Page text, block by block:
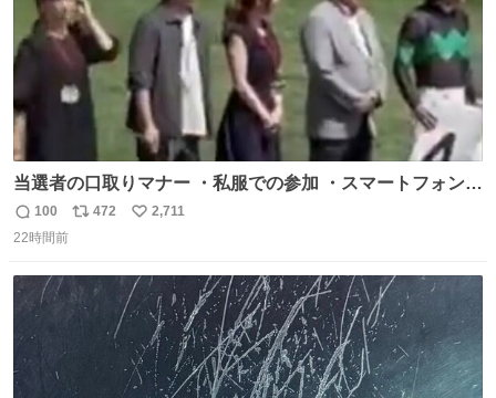
当選者の口取りマナー ・私服での参加 ・スマートフォンで
の撮影 ・調教師へ自分から握手を求める行為 ・シャツをズ
ボンにインしていない服装 ・ボディーバッグの着用 私も口
ほしい #DMMバヌーシ
返
信
100
リ
ト
数
472
い
数
2,711
22時間前